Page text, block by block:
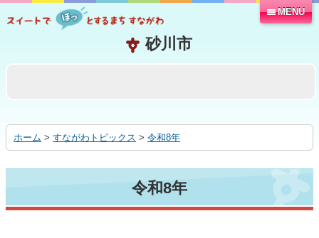
る
MENU
ホーム > すながわトピックス > 令和8年
令和8年